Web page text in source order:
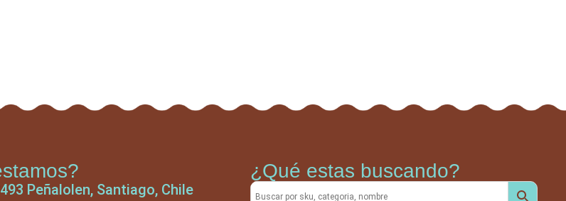
Peñalolen, Santiago, Chile
¿Qué estas buscando?